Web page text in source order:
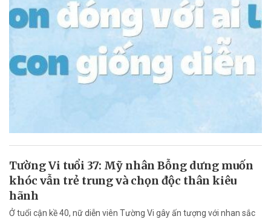
Tường Vi tuổi 37: Mỹ nhân Bỗng dưng muốn
khóc vẫn trẻ trung và chọn độc thân kiêu
hãnh
Ở tuổi cận kề 40, nữ diễn viên Tường Vi gây ấn tượng với nhan sắc